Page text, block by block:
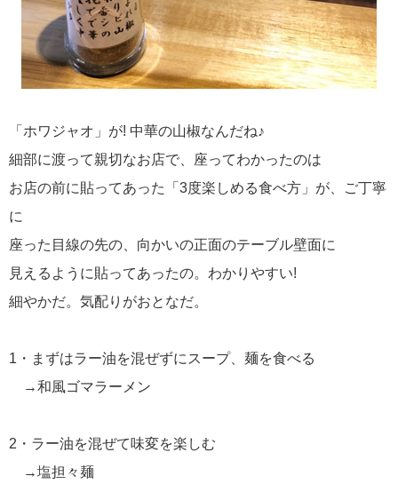
「ホワジャオ」が! 中華の山椒なんだね♪
細部に渡って親切なお店で、座ってわかったのは
お店の前に貼ってあった「3度楽しめる食べ方」が、ご丁寧
に
座った目線の先の、向かいの正面のテーブル壁面に
見えるように貼ってあったの。わかりやすい!
細やかだ。気配りがおとなだ。
1・まずはラー油を混ぜずにスープ、麺を食べる
→和風ゴマラーメン
2・ラー油を混ぜて味変を楽しむ
→塩担々麺